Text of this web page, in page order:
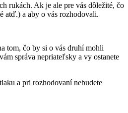
rukách. Ak je ale pre vás dôležité, čo
atď.) a aby o vás rozhodovali.
tom, čo by si o vás druhí mohli
správa nepriateľsky a vy ostanete
a pri rozhodovaní nebudete